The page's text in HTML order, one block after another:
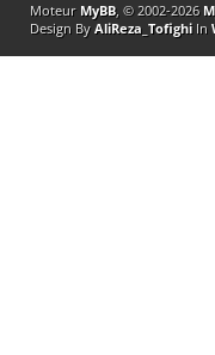
Moteur MyBB, © 2002-2026
Design By AliReza_TofighiIn